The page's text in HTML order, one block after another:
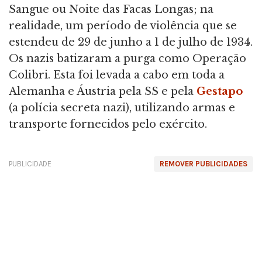
Sangue ou Noite das Facas Longas; na
realidade, um período de violência que se
estendeu de 29 de junho a 1 de julho de 1934.
Os nazis batizaram a purga como Operação
Colibri. Esta foi levada a cabo em toda a
Alemanha e Áustria pela SS e pela Gestapo
(a polícia secreta nazi), utilizando armas e
transporte fornecidos pelo exército.
REMOVER PUBLICIDADES
PUBLICIDADE